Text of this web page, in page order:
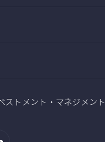
ストメント・マネジメント